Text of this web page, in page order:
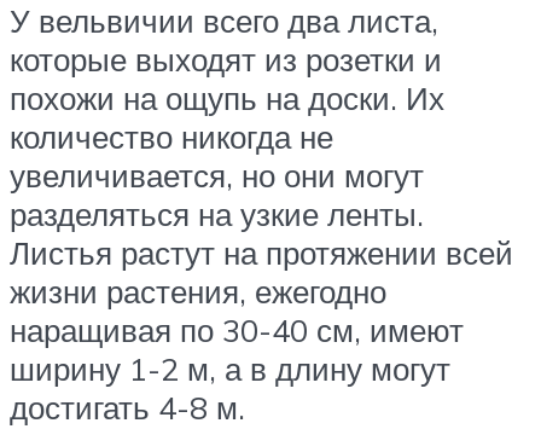
У вельвичии всего два листа,
которые выходят из розетки и
похожи на ощупь на доски. Их
количество никогда не
увеличивается, но они могут
разделяться на узкие ленты.
Листья растут на протяжении всей
жизни растения, ежегодно
наращивая по 30-40 см, имеют
ширину 1-2 м, а в длину могут
достигать 4-8 м.